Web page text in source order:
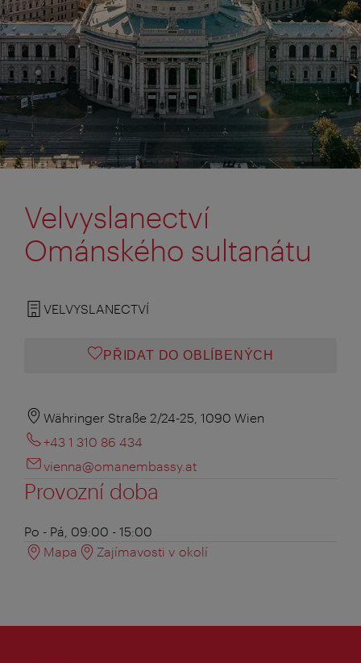
Velvyslanectví
Ománského sultanátu
VELVYSLANECTVÍ
PŘIDAT DO OBLÍBENÝCH
Währinger Straße 2/24-25, 1090 Wien
+43 1 310 86 434
vienna@omanembassy.at
Provozní doba
Po - Pá, 09:00 - 15:00
Mapa
Zajímavosti v okolí